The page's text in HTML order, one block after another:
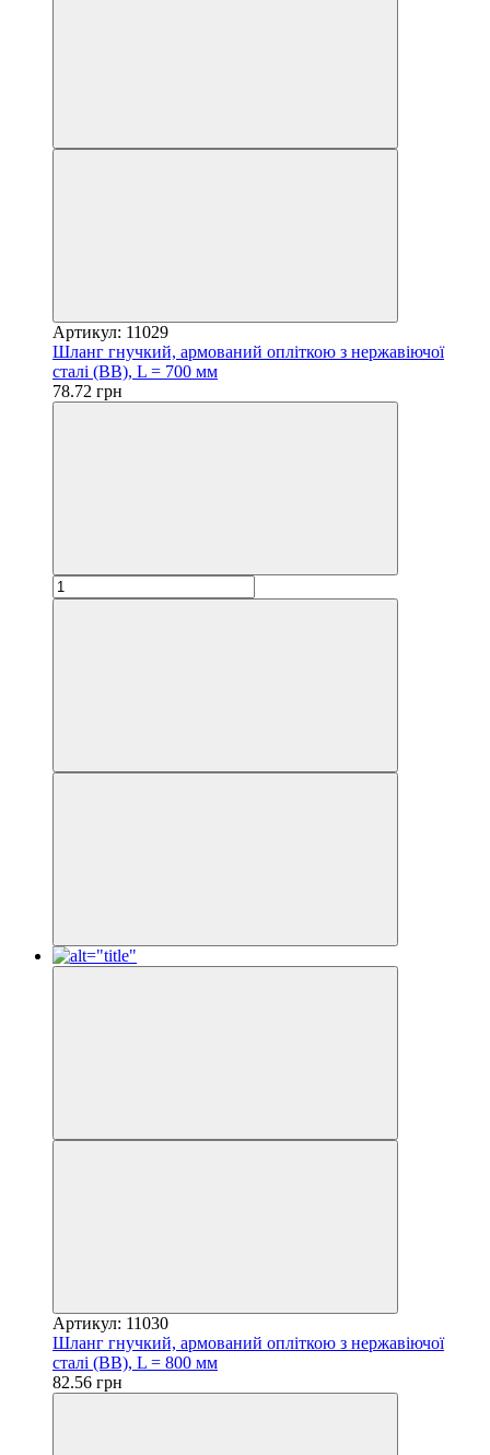
Артикул: 11029
Шланг гнучкий, армований опліткою з нержавіючої
сталі (ВВ), L = 700 мм
78.72 грн
Артикул: 11030
Шланг гнучкий, армований опліткою з нержавіючої
сталі (ВВ), L = 800 мм
82.56 грн